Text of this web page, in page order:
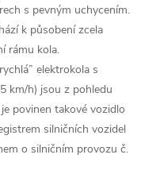
s pevným uchycením.
k působení zcela
rámu kola.
elektrokola s
km/h) jsou z pohledu
povinen takové vozidlo
silničních vozidel
o silničním provozu č.